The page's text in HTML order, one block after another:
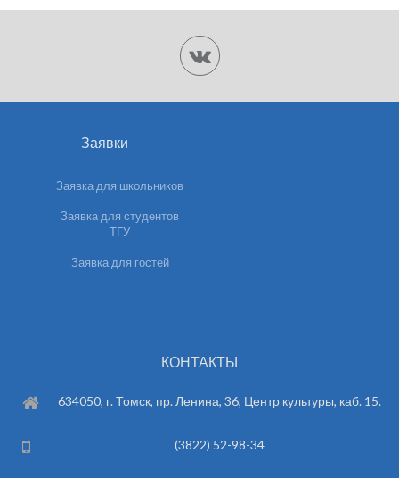
Заявки
Заявка для школьников
Заявка для студентов
ТГУ
Заявка для гостей
КОНТАКТЫ
634050, г. Томск, пр. Ленина, 36, Центр культуры, каб. 15.
(3822) 52-98-34